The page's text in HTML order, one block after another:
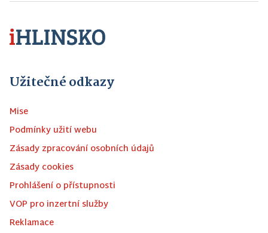
Užitečné odkazy
Mise
Podmínky užití webu
Zásady zpracování osobních údajů
Zásady cookies
Prohlášení o přístupnosti
VOP pro inzertní služby
Reklamace